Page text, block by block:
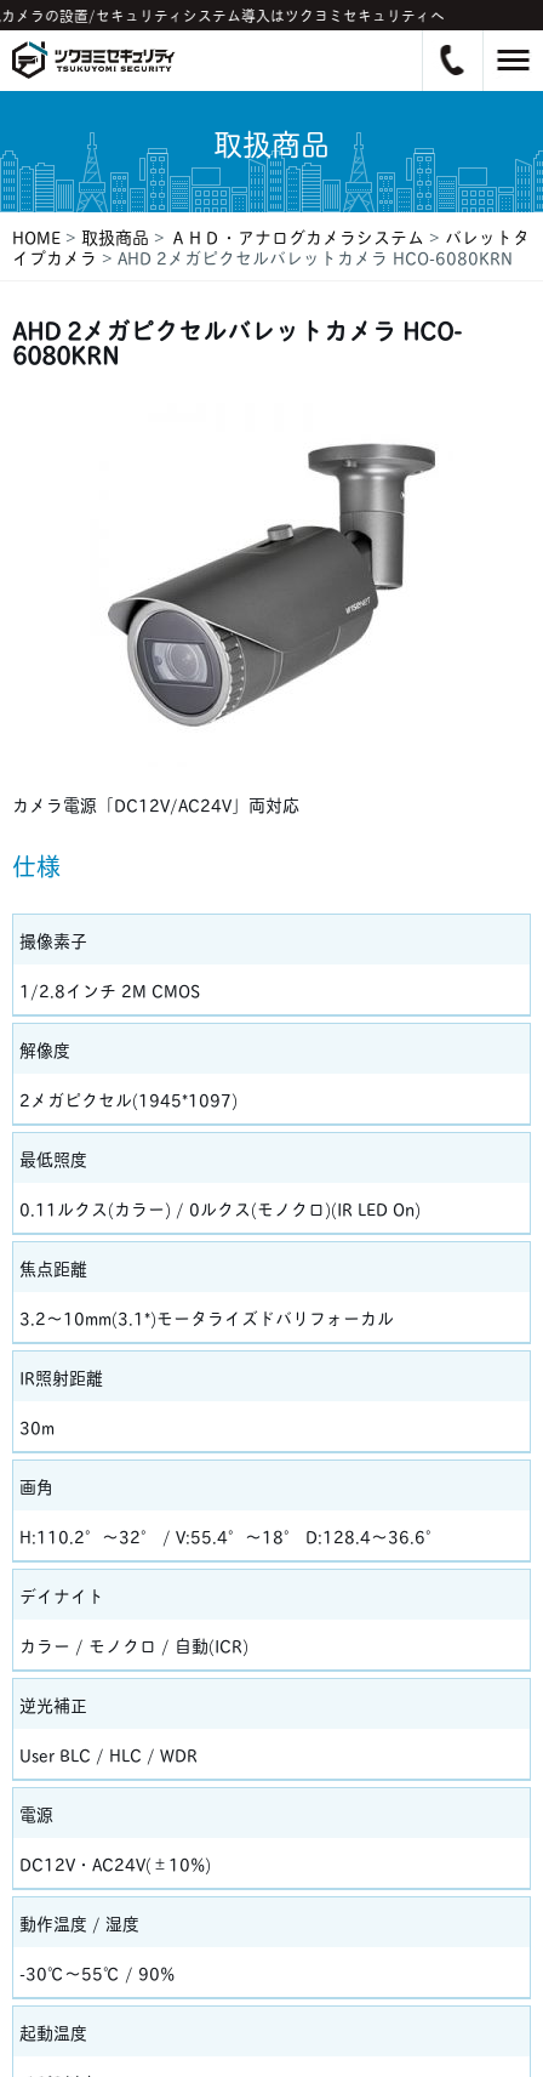
メラの設置/セキュリティシステム導入はツクヨミセキュリティへ
取扱商品
HOME > 取扱商品 > ＡＨＤ・アナログカメラシステム > バレットタ
イプカメラ > AHD 2メガピクセルバレットカメラ HCO-6080KRN
AHD 2メガピクセルバレットカメラ HCO-
6080KRN
カメラ電源「DC12V/AC24V」両対応
仕様
撮像素子
1/2.8インチ 2M CMOS
解像度
2メガピクセル(1945*1097)
最低照度
0.11ルクス(カラー) / 0ルクス(モノクロ)(IR LED On)
焦点距離
3.2～10mm(3.1*)モータライズドバリフォーカル
IR照射距離
30m
画角
H:110.2°～32° / V:55.4°～18° D:128.4～36.6°
デイナイト
カラー / モノクロ / 自動(ICR)
逆光補正
User BLC / HLC / WDR
電源
DC12V・AC24V(±10%)
動作温度 / 湿度
-30℃～55℃ / 90%
起動温度